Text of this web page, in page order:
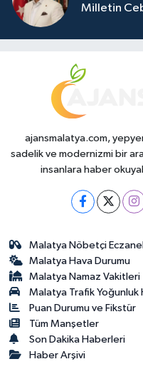
Milletin
ajansmalatya.com,
sadelik ve modernizmi bir
insanlara haber
Malatya Nöbetçi
Malatya Hava Durumu
Malatya Namaz Vakitleri
Malatya Trafik Yoğunluk
Puan Durumu ve Fikstür
Tüm Manşetler
Son Dakika Haberleri
Haber Arşivi